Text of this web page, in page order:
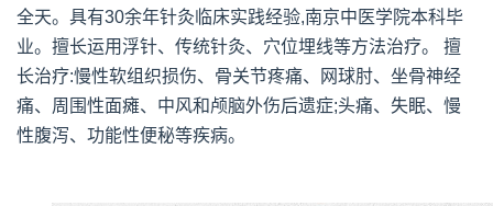
全天。具有30余年针灸临床实践经验,南京中医学院本科毕
业。擅长运用浮针、传统针灸、穴位埋线等方法治疗。 擅
长治疗:慢性软组织损伤、骨关节疼痛、网球肘、坐骨神经
痛、周围性面瘫、中风和颅脑外伤后遗症;头痛、失眠、慢
性腹泻、功能性便秘等疾病。